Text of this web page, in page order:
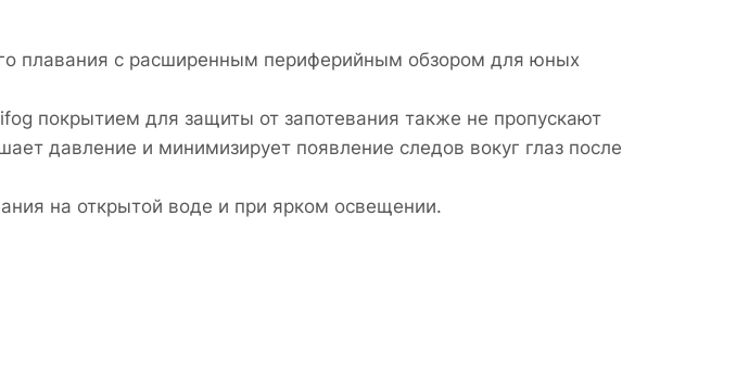
плавания с расширенным периферийным обзором для юных
покрытием для защиты от запотевания также не пропускают
давление и минимизирует появление следов вокуг глаз после
на открытой воде и при ярком освещении.